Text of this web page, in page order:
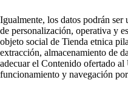
Igualmente, los datos podrán
de personalización, operativa y
objeto social de Tienda etnica
extracción, almacenamiento de
adecuar el Contenido ofertado
funcionamiento y navegación